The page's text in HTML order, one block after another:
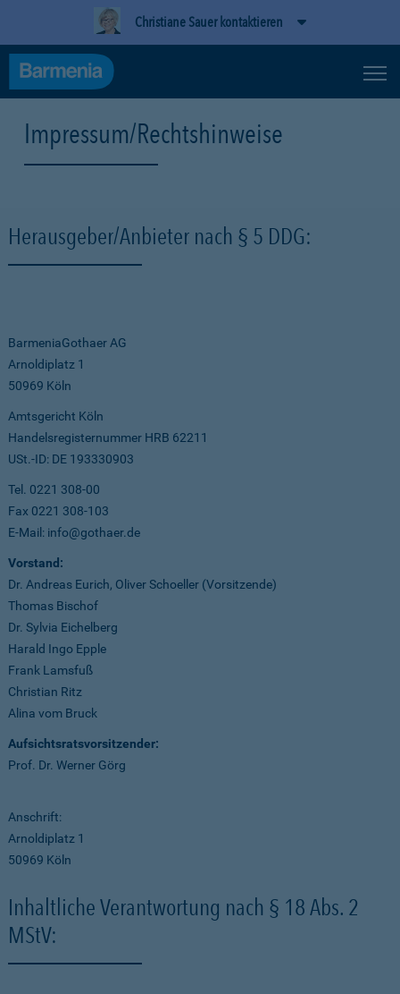
Christiane Sauer kontaktieren
Impressum/Rechtshinweise
Herausgeber/Anbieter nach § 5 DDG:
BarmeniaGothaer AG
Arnoldiplatz 1
50969 Köln
Amtsgericht Köln
Handelsregisternummer HRB 62211
USt.-ID: DE 193330903
Tel. 0221 308-00
Fax 0221 308-103
E-Mail: info@gothaer.de
Vorstand:
Dr. Andreas Eurich, Oliver Schoeller (Vorsitzende)
Thomas Bischof
Dr. Sylvia Eichelberg
Harald Ingo Epple
Frank Lamsfuß
Christian Ritz
Alina vom Bruck
Aufsichtsratsvorsitzender:
Prof. Dr. Werner Görg
Anschrift:
Arnoldiplatz 1
50969 Köln
Inhaltliche Verantwortung nach § 18 Abs. 2
MStV: